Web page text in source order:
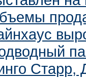
Старр,